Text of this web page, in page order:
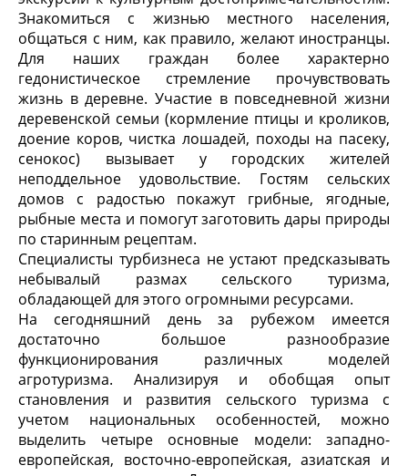
Знакомиться с жизнью местного населения,
общаться с ним, как правило, желают иностранцы.
Для наших граждан более характерно
гедонистическое стремление прочувствовать
жизнь в деревне. Участие в повседневной жизни
деревенской семьи (кормление птицы и кроликов,
доение коров, чистка лошадей, походы на пасеку,
сенокос) вызывает у городских жителей
неподдельное удовольствие. Гостям сельских
домов с радостью покажут грибные, ягодные,
рыбные места и помогут заготовить дары природы
по старинным рецептам.
Специалисты турбизнеса не устают предсказывать
небывалый размах сельского туризма,
обладающей для этого огромными ресурсами.
На сегодняшний день за рубежом имеется
достаточно большое разнообразие
функционирования различных моделей
агротуризма. Анализируя и обобщая опыт
становления и развития сельского туризма с
учетом национальных особенностей, можно
выделить четыре основные модели: западно-
европейская, восточно-европейская, азиатская и